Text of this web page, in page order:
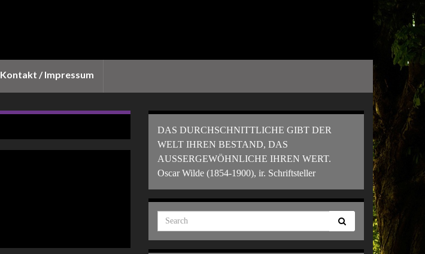
Kontakt / Impressum
DAS DURCHSCHNITTLICHE GIBT DER
WELT IHREN BESTAND, DAS
AUSSERGEWÖHNLICHE IHREN WERT.
Oscar Wilde (1854-1900), ir. Schriftsteller